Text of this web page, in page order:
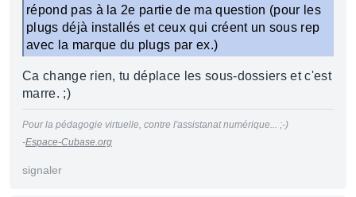
répond pas à la 2e partie de ma question (pour les
plugs déjà installés et ceux qui créent un sous rep
avec la marque du plugs par ex.)
Ca change rien, tu déplace les sous-dossiers et c'est
marre. ;)
Pour la pédagogie virtuelle, contre l'assistanat numérique... ;-)
-Espace-Cubase.org
signaler